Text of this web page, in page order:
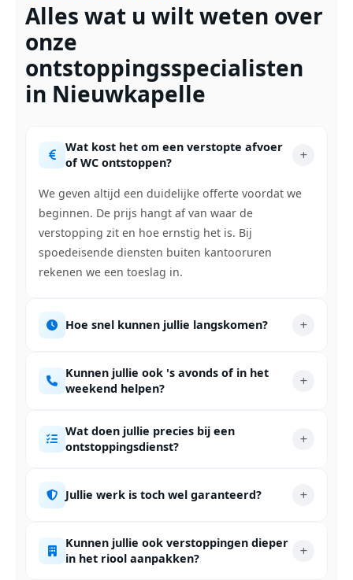
Alles wat u wilt weten over
onze
ontstoppingsspecialisten
in Nieuwkapelle
Wat kost het om een verstopte afvoer
of WC ontstoppen?
We geven altijd een duidelijke offerte voordat we
beginnen. De prijs hangt af van waar de
verstopping zit en hoe ernstig het is. Bij
spoedeisende diensten buiten kantooruren
rekenen we een toeslag in.
Hoe snel kunnen jullie langskomen?
Kunnen jullie ook 's avonds of in het
weekend helpen?
Wat doen jullie precies bij een
ontstoppingsdienst?
Jullie werk is toch wel garanteerd?
Kunnen jullie ook verstoppingen dieper
in het riool aanpakken?